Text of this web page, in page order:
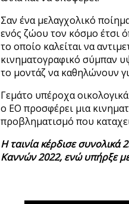
Σαν ένα μελαγχολικό
ενός ζώου τον κόσμο έτσι
το οποίο καλείται να
κινηματογραφικό σύμπαν
το μοντάζ να καθηλώνουν
Γεμάτο υπέροχα
ο ΕΟ προσφέρει μια
προβληματισμό που
Η ταινία κέρδισε
Καννών 2022, ενώ υπήρξε